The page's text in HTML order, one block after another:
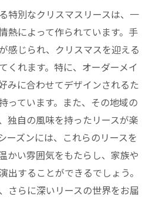
特別なクリスマスリースは、一
熱によって作られています。手
感じられ、クリスマスを迎える
くれます。特に、オーダーメイ
みに合わせてデザインされるた
っています。また、その地域の
独自の風味を持ったリースが楽
ーズンには、これらのリースを
かい雰囲気をもたらし、家族や
出することができるでしょう。
さらに深いリースの世界をお届